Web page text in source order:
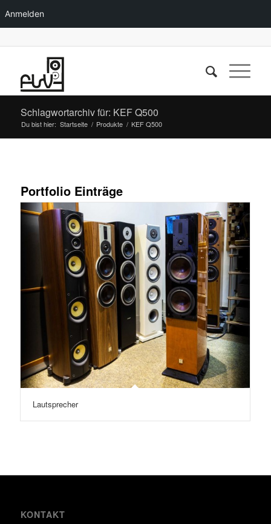
Anmelden
Schlagwortarchiv für: KEF Q500
Du bist hier: Startseite / Produkte / KEF Q500
Portfolio Einträge
Lautsprecher
KONTAKT